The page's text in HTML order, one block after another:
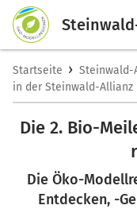
Startseite › Steinwald-
in der Steinwald-Allianz
Die 2. Bio-
Die Öko-
Entdecken, -